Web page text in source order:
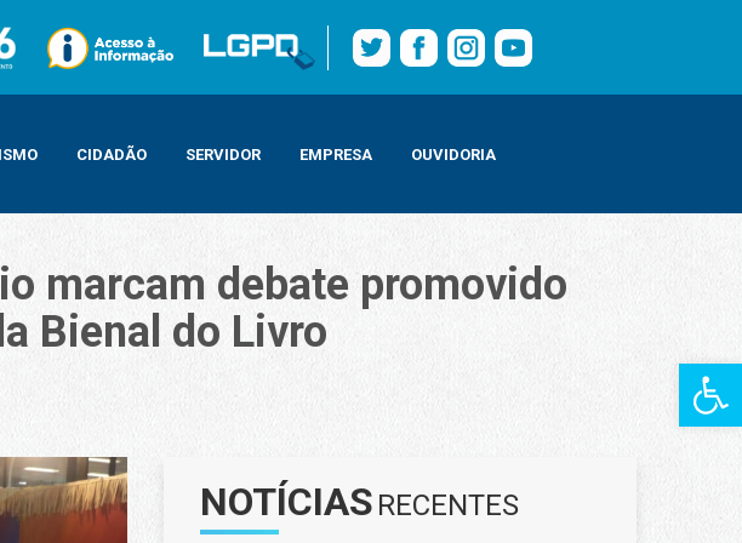
Barra de
CIDADÃO SERVIDOR EMPRESA OUVIDORIA
marcam debate promovido
Bienal do Livro
pela JUVRio no estande Paixão de Ler da Bienal do Livro
NOTÍCIAS RECENTES